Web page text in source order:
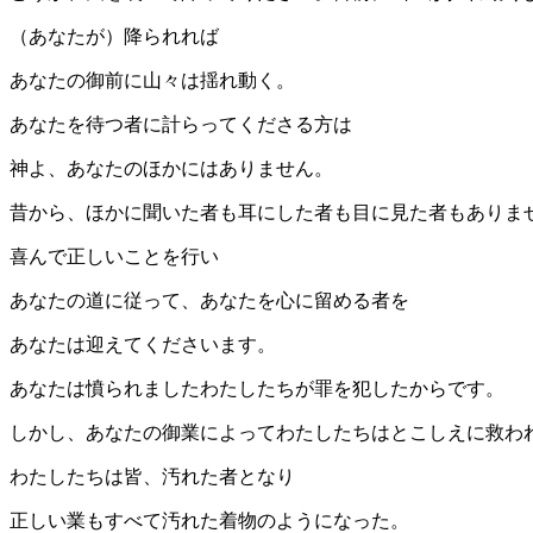
（あなたが）降られれば
あなたの御前に山々は揺れ動く。
あなたを待つ者に計らってくださる方は
神よ、あなたのほかにはありません。
昔から、ほかに聞いた者も耳にした者も目に見た者もありま
喜んで正しいことを行い
あなたの道に従って、あなたを心に留める者を
あなたは迎えてくださいます。
あなたは憤られましたわたしたちが罪を犯したからです。
しかし、あなたの御業によってわたしたちはとこしえに救わ
わたしたちは皆、汚れた者となり
正しい業もすべて汚れた着物のようになった。